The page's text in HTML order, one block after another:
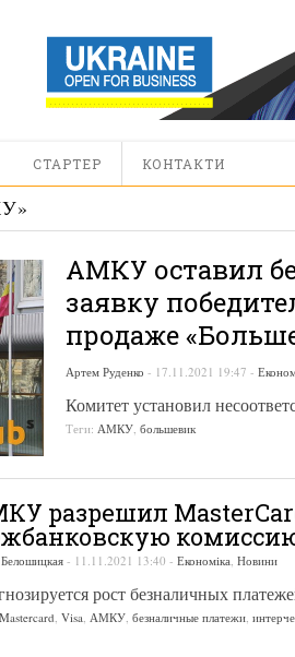
СТАРТЕР КОНТАКТИ
»
АМКУ оставил
заявку
продаже
Артем Руденко - 17.11.2021 19:47 -
Комитет установил
Теги: АМКУ, большевик
разрешил
- 11.11.2021 13:40 - Економіка, Новини
рост безналичных
Mastercard, Visa, АМКУ, безналичные платежи,